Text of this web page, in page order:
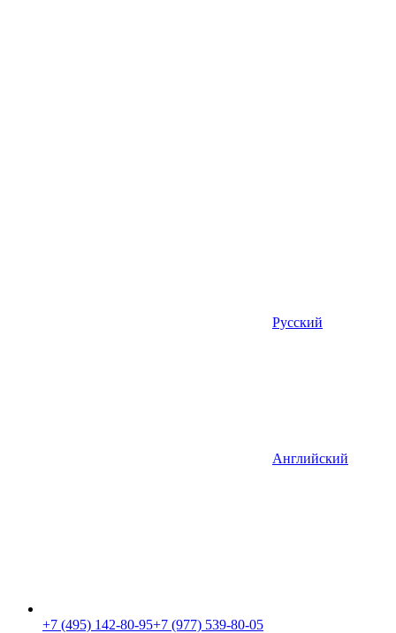
Русский
Английский
+7 (495) 142-80-95+7 (977) 539-80-05